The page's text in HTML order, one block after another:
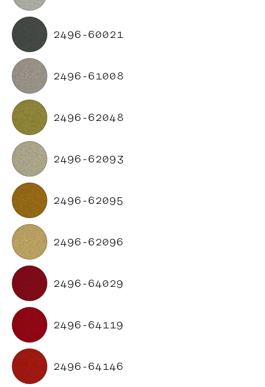
2496-60021
2496-61008
2496-62048
2496-62093
2496-62095
2496-62096
2496-64029
2496-64119
2496-64146